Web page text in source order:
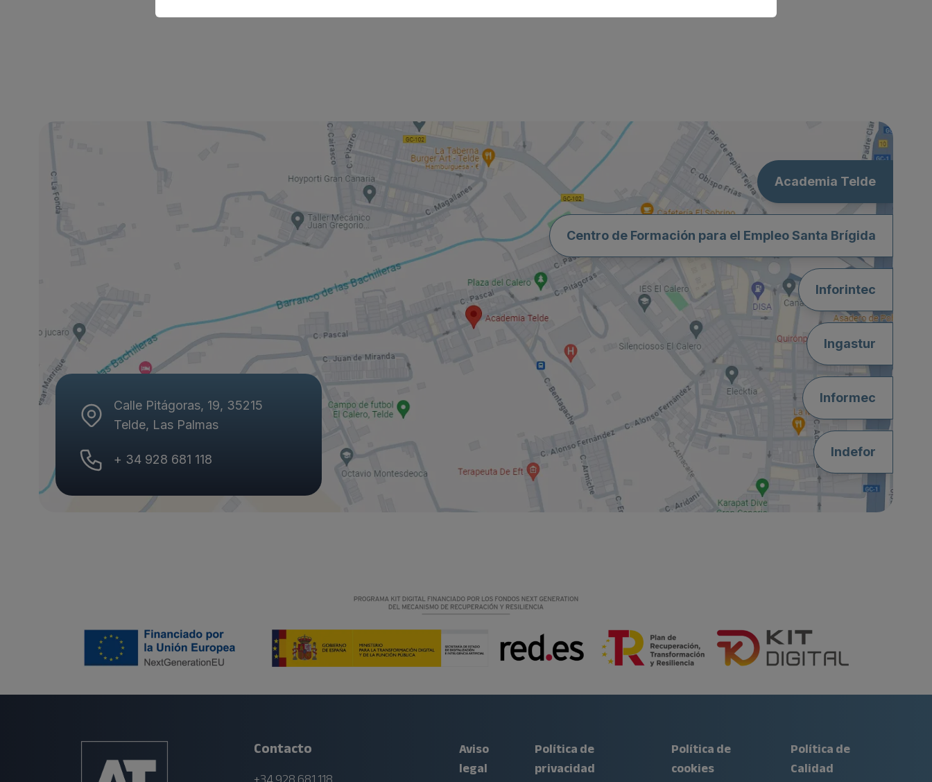
Calle Pitágoras, 19, 35215
Telde, Las Palmas
+ 34 928 681 118
Academia Telde
Centro de Formación para el Empleo Santa Brígida
Inforintec
Ingastur
Informec
Indefor
Contacto
Aviso
legal
Política de
privacidad
Política de
cookies
Política de
Calidad